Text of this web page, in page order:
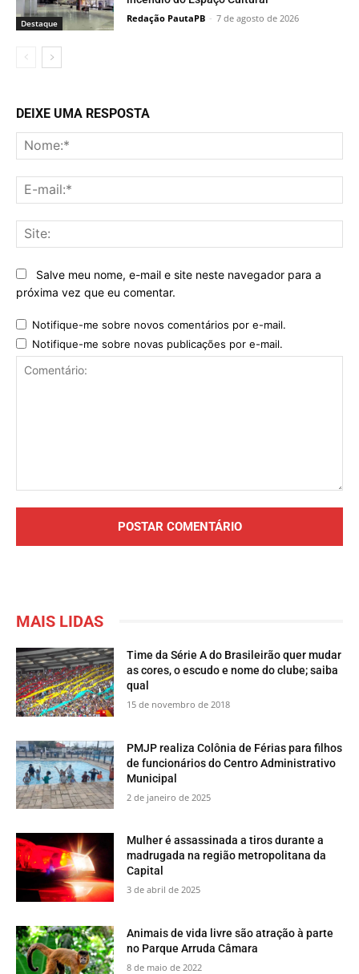
Destaque Redação PautaPB - 7 de agosto de 2026
DEIXE UMA RESPOSTA
Salve meu nome, e-mail e site neste navegador para a
próxima vez que eu comentar.
Notifique-me sobre novos comentários por e-mail.
Notifique-me sobre novas publicações por e-mail.
MAIS LIDAS
Time da Série A do Brasileirão quer mudar
as cores, o escudo e nome do clube; saiba
qual
15 de novembro de 2018
PMJP realiza Colônia de Férias para filhos
de funcionários do Centro Administrativo
Municipal
2 de janeiro de 2025
Mulher é assassinada a tiros durante a
madrugada na região metropolitana da
Capital
3 de abril de 2025
​Animais de vida livre são atração à parte
no Parque Arruda Câmara
8 de maio de 2022